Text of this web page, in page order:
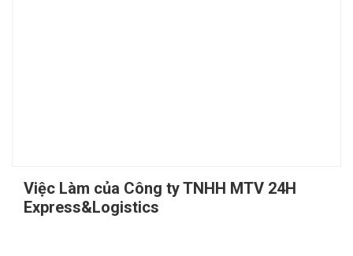
Việc Làm của Công ty TNHH MTV 24H
Express&Logistics